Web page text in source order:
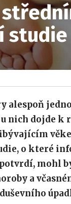
studie
alespoň
u nich dojde
o které
mohl
a